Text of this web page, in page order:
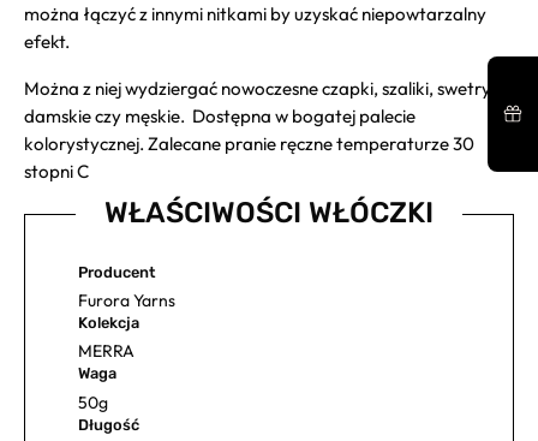
można łączyć z innymi nitkami by uzyskać niepowtarzalny
efekt.
Można z niej wydziergać nowoczesne czapki, szaliki, swetry
damskie czy męskie. Dostępna w bogatej palecie
kolorystycznej. Zalecane pranie ręczne temperaturze 30
stopni C
WŁAŚCIWOŚCI WŁÓCZKI
Producent
Furora Yarns
Kolekcja
MERRA
Waga
50g
Długość